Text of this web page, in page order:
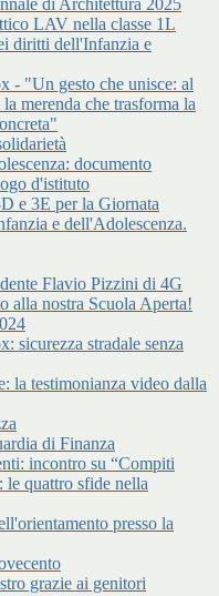
di Architettura 2025
LAV nella classe 1L
diritti dell'Infanzia e
- "Un gesto che unisce: al
merenda che trasforma la
documento
d'istituto
e 3E per la Giornata
e dell'Adolescenza.
Flavio Pizzini di 4G
alla nostra Scuola Aperta!
sicurezza stradale senza
la testimonianza video dalla
di Finanza
incontro su “Compiti
le quattro sfide nella
presso la
grazie ai genitori